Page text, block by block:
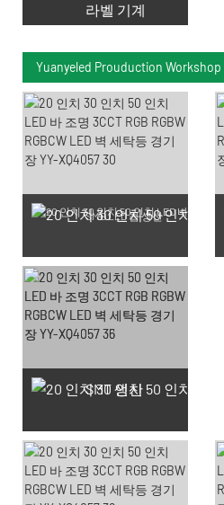
라벨 기계
Yuanyeled Prouduction Workshop
SMD LED 칩 생산
SMT 생산